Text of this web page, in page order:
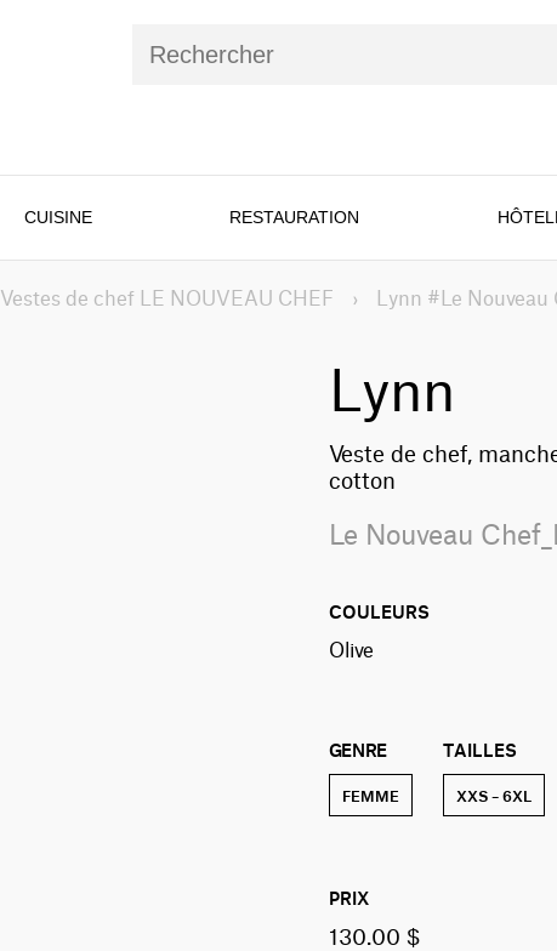
CUISINE RESTAURATION
Vestes de chef LE NOUVEAU CHEF › Lynn #Le Nouveau
Lynn
Veste de chef,
cotton
Le Nouveau
COULEURS
olive
GENRE
FEMME
TAILLES
XXS – 6XL
PRIX
130.00 $